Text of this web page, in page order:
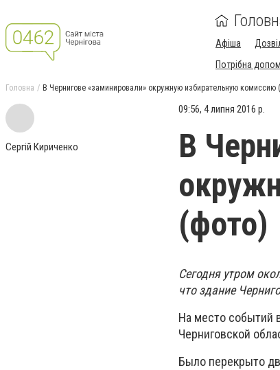
Афіша
Потрібна
Головна В Чернигове «заминировали» окружную избирательную комиссию
Сергій Кириченко
09:56, 4 липня 2016 р.
В
(фото)
Сегодня утром
что здание
На место событий
Черниговской
Было перекрыто